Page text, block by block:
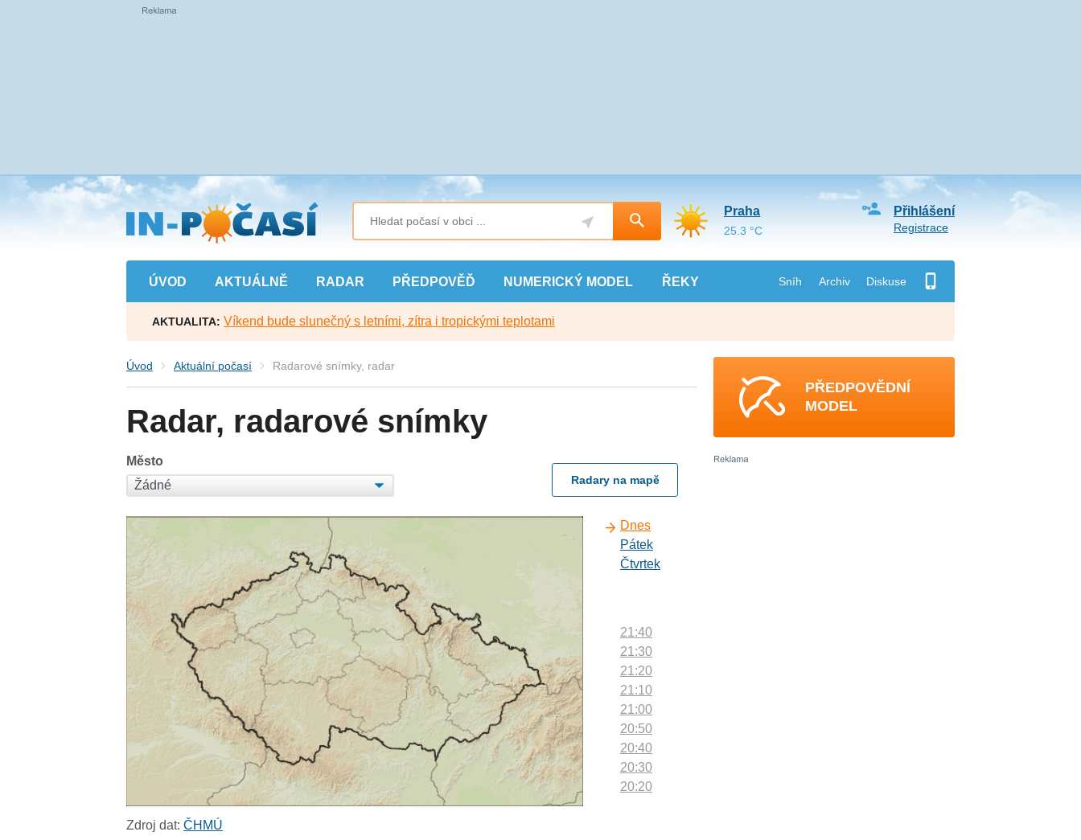
Přejít
na
hlavní
obsah
ÚVOD AKTUÁLNĚ RADAR PŘEDPOVĚĎ NUMERICKÝ MODEL ŘEKY Sníh Archiv Diskuse
Přihlášení
Registrace
Praha
25.3 °C
AKTUALITA: Víkend bude slunečný s letními, zítra i tropickými teplotami
Úvod Aktuální počasí Radarové snímky, radar
Radar, radarové snímky
Město
Radary na mapě
Dnes
Pátek
Čtvrtek
21:40
21:30
21:20
21:10
21:00
20:50
20:40
20:30
20:20
Zdroj dat:ČHMÚ
PŘEDPOVĚDNÍ
MODEL